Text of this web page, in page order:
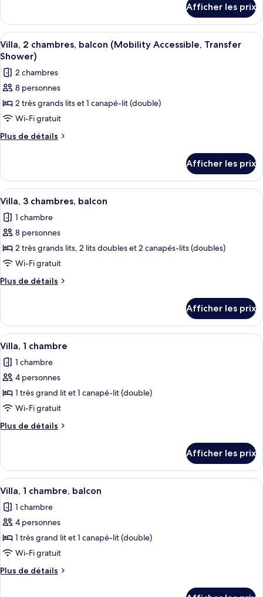
2
chambres,
balcon
(Mobility
Accessible,
Roll-
In
Shower)
Villa,
chambres,
balcon
(Mobility
Accessible,
Roll-
Shower)
Afficher les prix
Afficher
toutes
les
photos
pour
ce
type
de
2
chambres,
balcon
(Mobility
Accessible,
Transfer
Shower)
Une cuisine moderne dotée
12
Villa, 2 chambres, balcon (Mobility Accessible, Transfer
Shower)
2 chambres
8 personnes
2 très grands lits et 1 canapé-lit (double)
Wi-Fi gratuit
Plus de détails
Plus
Villa,
chambres,
(Mobility
Accessible,
Shower)
Afficher les prix
Afficher
toutes
les
photos
pour
ce
type
de
Villa,
3
chambres,
balcon
Une chambre d’hôtel comprenant
5
Villa, 3 chambres, balcon
1 chambre
8 personnes
2 très grands lits, 2 lits doubles et 2 canapés-lits (doubles)
Wi-Fi gratuit
Plus de détails
Plus
Villa,
chambres,
Afficher les prix
Afficher
toutes
les
photos
pour
ce
type
de
Villa,
chambre
Une cuisine moderne dotée
2
Villa, 1 chambre
1 chambre
4 personnes
1 très grand lit et 1 canapé-lit (double)
Wi-Fi gratuit
Plus de détails
Plus
Villa,
chambre
Afficher les prix
Afficher
toutes
les
photos
pour
ce
type
de
Une chambre d’hôtel avec une
5
Villa, 1 chambre, balcon
1 chambre
4 personnes
1 très grand lit et 1 canapé-lit (double)
Wi-Fi gratuit
Plus de détails
Plus